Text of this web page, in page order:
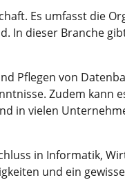
Es umfasst die
dieser Branche
Pflegen von
Zudem kann
in vielen
in Informatik,
und ein